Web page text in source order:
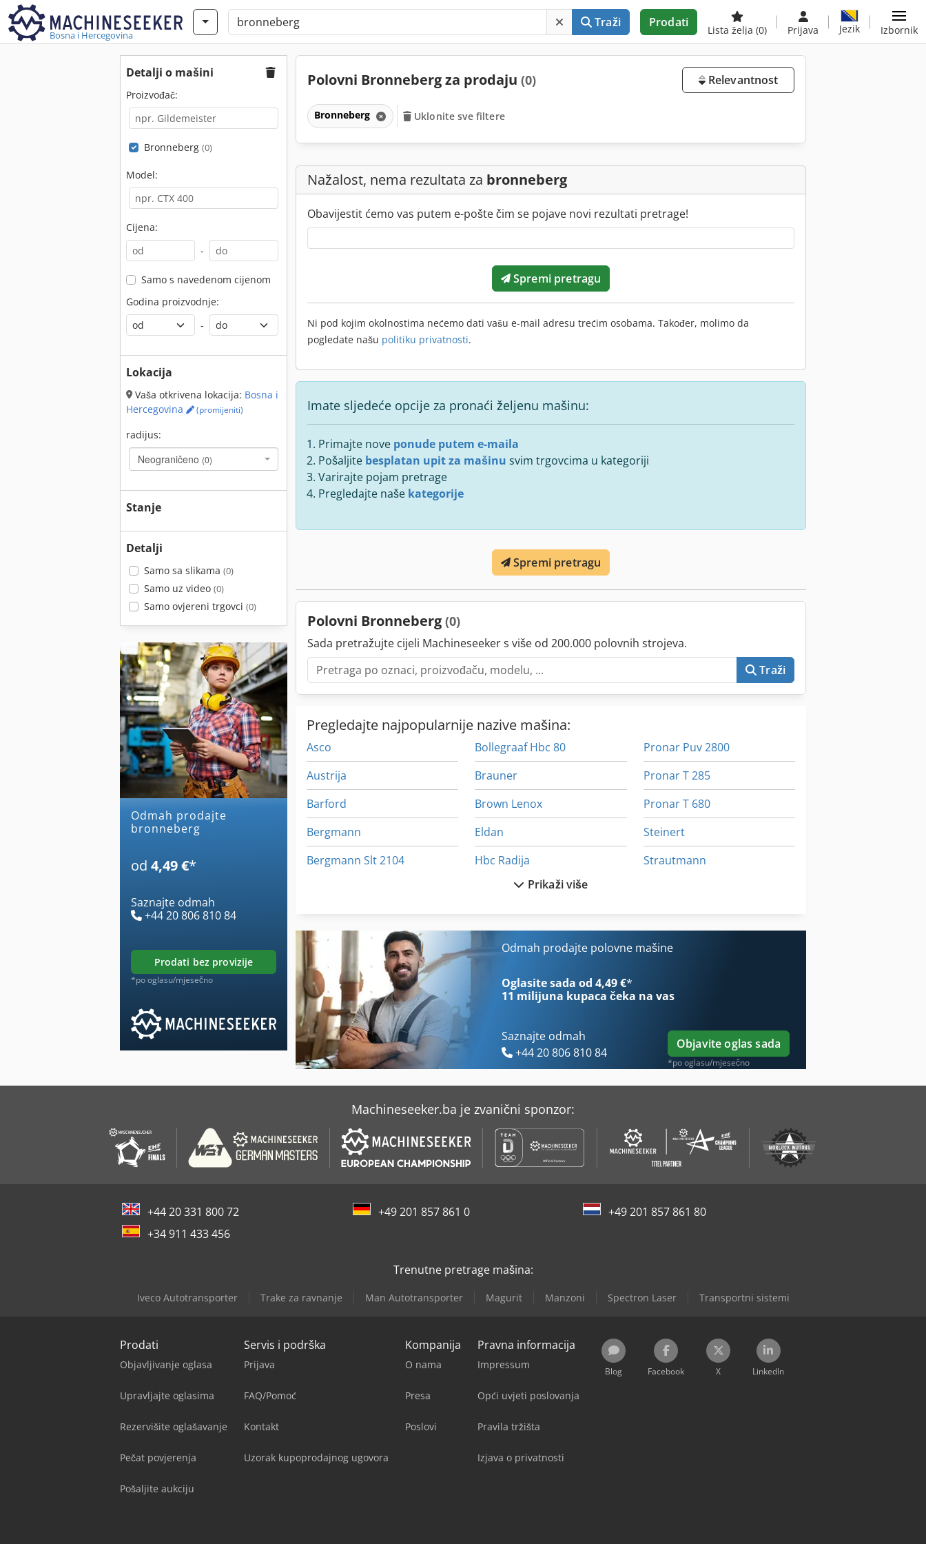
Bosna i Hercegovina
Traži Prodati
Lista želja (0) Prijava Jezik Izbornik
Detalji o mašini
Proizvođač:
Bronneberg (0)
Model:
Cijena:
-
Samo s navedenom cijenom
Godina proizvodnje:
-
Lokacija
Vaša otkrivena lokacija: Bosna i
Hercegovina
(promijeniti)
radijus:
Neograničeno (0)
Stanje
Detalji
Samo sa slikama (0)
Samo uz video (0)
Samo ovjereni trgovci (0)
Odmah prodajte
bronneberg
od 4,49 €*
Saznajte odmah
+44 20 806 810 84
prodati bez provizije
*po oglasu/mjesečno
Polovni Bronneberg za prodaju (0) Relevantnost
Bronneberg Uklonite sve filtere
Nažalost, nema rezultata za bronneberg
Obavijestit ćemo vas putem e-pošte čim se pojave novi rezultati pretrage!
Spremi pretragu
Ni pod kojim okolnostima nećemo dati vašu e-mail adresu trećim osobama. Također, molimo da
pogledate našu politiku privatnosti.
Imate sljedeće opcije za pronaći željenu mašinu:
Primajte nove ponude putem e-maila
Pošaljite besplatan upit za mašinu svim trgovcima u kategoriji
Varirajte pojam pretrage
Pregledajte naše kategorije
Spremi pretragu
Polovni Bronneberg (0)
Sada pretražujte cijeli Machineseeker s više od 200.000 polovnih strojeva.
Traži
Pregledajte najpopularnije nazive mašina:
Asco
Austrija
Barford
Bergmann
Bergmann Slt 2104
Bollegraaf
Bollegraaf Baler
Bollegraaf Hbc 80
Brauner
Brown Lenox
Eldan
Hbc Radija
Hsm Baler
Organski
Pronar Puv 2800
Pronar T 285
Pronar T 680
Steinert
Strautmann
Prikaži više
Odmah prodajte polovne mašine
Oglasite sada od 4,49 €*
11 milijuna kupaca čeka na vas
Saznajte odmah
+44 20 806 810 84
Objavite oglas sada
*po oglasu/mjesečno
Machineseeker.ba je zvanični sponzor:
+44 20 331 800 72 +49 201 857 861 0
+49 201 857 861 80
+34 911 433 456
Trenutne pretrage mašina:
Iveco Autotransporter Trake za ravnanje Man Autotransporter Magurit Manzoni Spectron Laser Transportni sistemi
Prodati
Objavljivanje oglasa
Upravljajte oglasima
Rezervišite oglašavanje
Pečat povjerenja
Pošaljite aukciju
Servis i podrška
Prijava
FAQ/Pomoć
Kontakt
Uzorak kupoprodajnog ugovora
Kompanija
O nama
Presa
Poslovi
Pravna informacija
Impressum
Opći uvjeti poslovanja
Pravila tržišta
Izjava o privatnosti
Blog Facebook X LinkedIn